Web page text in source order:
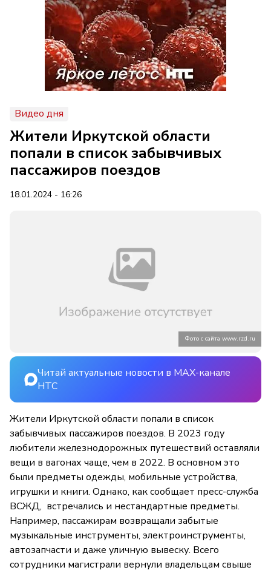
Видео дня
Жители Иркутской области
попали в список забывчивых
пассажиров поездов
18.01.2024 - 16:26
Фото с сайта www.rzd.ru
Читай актуальные новости в MAX-канале
НТС
Жители Иркутской области попали в список
забывчивых пассажиров поездов. В 2023 году
любители железнодорожных путешествий оставляли
вещи в вагонах чаще, чем в 2022. В основном это
были предметы одежды, мобильные устройства,
игрушки и книги. Однако, как сообщает пресс-служба
ВСЖД, встречались и нестандартные предметы.
Например, пассажирам возвращали забытые
музыкальные инструменты, электроинструменты,
автозапчасти и даже уличную вывеску. Всего
сотрудники магистрали вернули владельцам свыше